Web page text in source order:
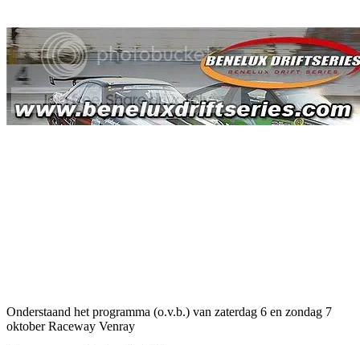
Onderstaand het programma (o.v.b.) van zaterdag 6 en zondag 7
oktober Raceway Venray